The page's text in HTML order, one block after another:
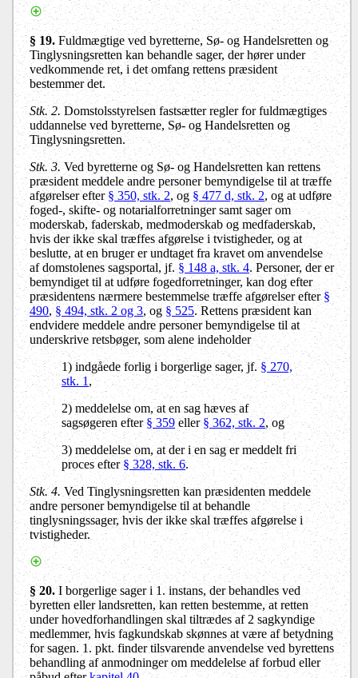
§ 19. Fuldmægtige ved byretterne, Sø- og Handelsretten og
Tinglysningsretten kan behandle sager, der hører under
vedkommende ret, i det omfang rettens præsident
bestemmer det.
Stk. 2. Domstolsstyrelsen fastsætter regler for fuldmægtiges
uddannelse ved byretterne, Sø- og Handelsretten og
Tinglysningsretten.
Stk. 3. Ved byretterne og Sø- og Handelsretten kan rettens
præsident meddele andre personer bemyndigelse til at træffe
afgørelser efter § 350, stk. 2, og § 477 d, stk. 2, og at udføre
foged-, skifte- og notarialforretninger samt sager om
moderskab, faderskab, medmoderskab og medfaderskab,
hvis der ikke skal træffes afgørelse i tvistigheder, og at
beslutte, at en bruger er undtaget fra kravet om anvendelse
af domstolenes sagsportal, jf.§ 148 a, stk. 4. Personer, der er
bemyndiget til at udføre fogedforretninger, kan dog efter
præsidentens nærmere bestemmelse træffe afgørelser efter§
490,§ 494, stk. 2 og 3, og§ 525. Rettens præsident kan
endvidere meddele andre personer bemyndigelse til at
underskrive retsbøger, som alene indeholder
1) indgåede forlig i borgerlige sager, jf.§ 270,
stk. 1,
2) meddelelse om, at en sag hæves af
sagsøgeren efter§ 359eller§ 362, stk. 2, og
3) meddelelse om, at der i en sag er meddelt fri
proces efter§ 328, stk. 6.
Stk. 4. Ved Tinglysningsretten kan præsidenten meddele
andre personer bemyndigelse til at behandle
tinglysningssager, hvis der ikke skal træffes afgørelse i
tvistigheder.
§ 20.I borgerlige sager i 1. instans, der behandles ved
byretten eller landsretten, kan retten bestemme, at retten
under hovedforhandlingen skal tiltrædes af 2 sagkyndige
medlemmer, hvis fagkundskab skønnes at være af betydning
for sagen. 1. pkt. finder tilsvarende anvendelse ved byrettens
behandling af anmodninger om meddelelse af forbud eller